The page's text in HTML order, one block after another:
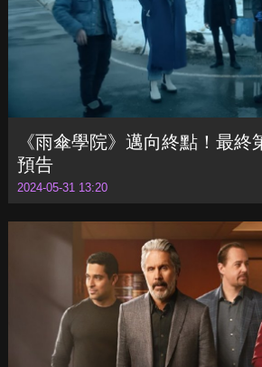
《雨傘學院》邁向終點！最終
預告
2024-05-31 13:20